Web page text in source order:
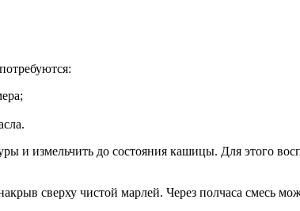
и измельчить до состояния кашицы. Для этого
сверху чистой марлей. Через полчаса смесь